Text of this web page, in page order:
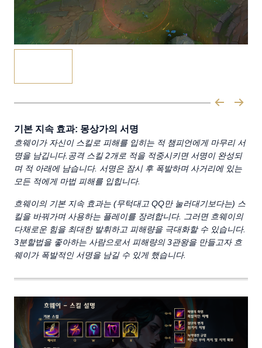
기본 지속 효과: 몽상가의 서명
흐웨이가 자신이 스킬로 피해를 입히는 적 챔피언에게 마무리 서
명을 남깁니다.공격 스킬 2개로 적을 적중시키면 서명이 완성되
며 적 아래에 남습니다. 서명은 잠시 후 폭발하며 사거리에 있는
모든 적에게 마법 피해를 입힙니다.
흐웨이의 기본 지속 효과는 (무턱대고 QQ만 눌러대기보다는) 스
킬을 바꿔가며 사용하는 플레이를 장려합니다. 그러면 흐웨이의
다채로운 힘을 최대한 발휘하고 피해량을 극대화할 수 있습니다.
3분할법을 좋아하는 사람으로서 피해량의 3관왕을 만들고자 흐
웨이가 폭발적인 서명을 남길 수 있게 했습니다.